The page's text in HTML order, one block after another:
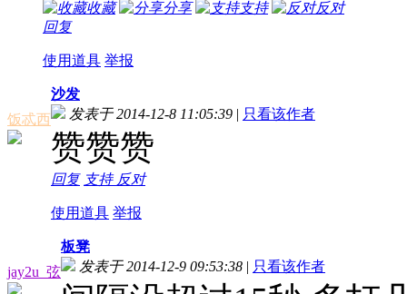
收藏
分享 支持
反对
回复
使用道具 举报
饭忒西
沙发
发表于 2014-12-8 11:05:39 | 只看该作者
赞赞赞
回复 支持 反对
使用道具 举报
jay2u_弦
板凳
发表于 2014-12-9 09:53:38 | 只看该作者